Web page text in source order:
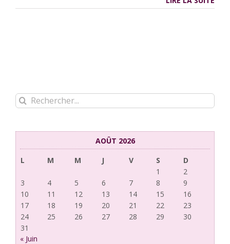
Rechercher:
AOÛT 2026
L
M M J V S
D
1
2
3
4 5 6 7 8
9
10
11 12 13 14 15
16
17
18 19 20 21 22
23
24
25 26 27 28 29
30
31
« Juin